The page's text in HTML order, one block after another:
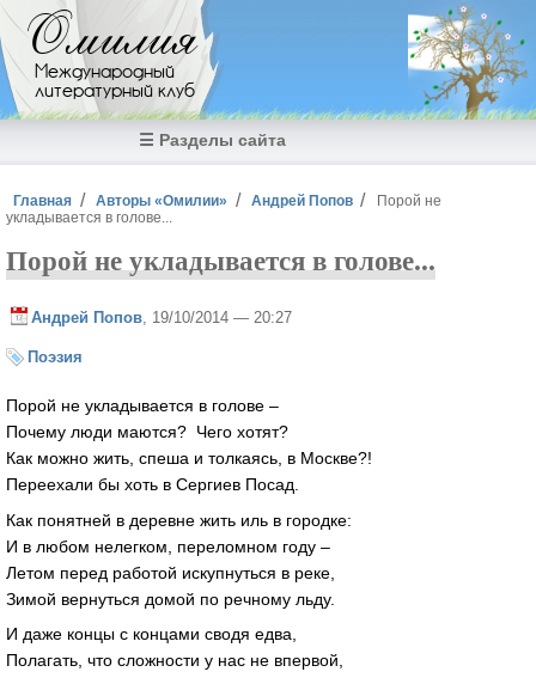
Перейти к основному содержанию
Омилия
Международный
литературный клуб
☰ Разделы сайта
Вы здесь
Главная Авторы «Омилии» Андрей Попов
Порой не
укладывается в голове...
Порой не укладывается в голове...
Андрей Попов , 19/10/2014 — 20:27
Поэзия
Порой не укладывается в голове –
Почему люди маются? Чего хотят?
Как можно жить, спеша и толкаясь, в Москве?!
Переехали бы хоть в Сергиев Посад.
Как понятней в деревне жить иль в городке:
И в любом нелегком, переломном году –
Летом перед работой искупнуться в реке,
Зимой вернуться домой по речному льду.
И даже концы с концами сводя едва,
Полагать, что сложности у нас не впервой,